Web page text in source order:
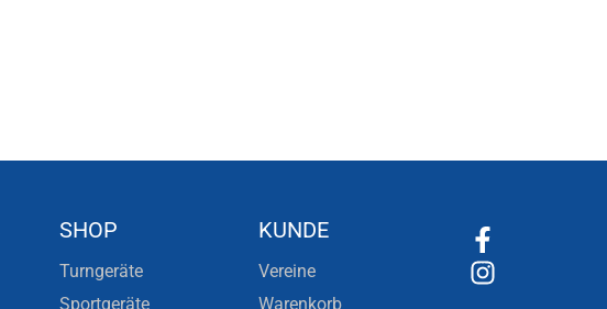
SHOP
Turngeräte
Sportgeräte
KUNDE
Vereine
Warenkorb